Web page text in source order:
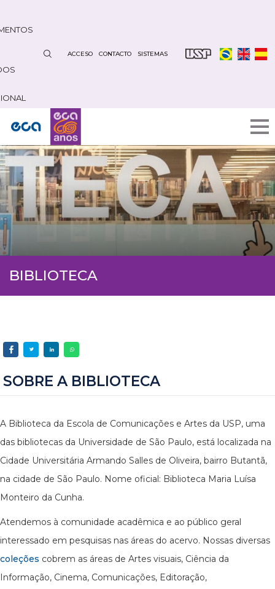
contenido
ACCESO CONTACTO SISTEMAS
BIBLIOTECA
SOBRE A BIBLIOTECA
A Biblioteca da Escola de Comunicações e Artes da USP, uma
das bibliotecas da Universidade de São Paulo, está localizada na
Cidade Universitária Armando Salles de Oliveira, bairro Butantã,
na cidade de São Paulo. Nome oficial: Biblioteca Maria Luísa
Monteiro da Cunha.
Atendemos à comunidade acadêmica e ao público geral
interessado em pesquisas nas áreas do acervo. Nossas diversas
coleções cobrem as áreas de Artes visuais, Ciência da
Informação, Cinema, Comunicações, Editoração,